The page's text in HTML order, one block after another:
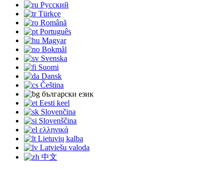
Русский
Türkçe
Română
Português
Magyar
Bokmål
Svenska
Suomi
Dansk
Čeština
български език
Eesti keel
Slovenčina
Slovenščina
ελληνικά
Lietuvių kalba
Latviešu valoda
中文